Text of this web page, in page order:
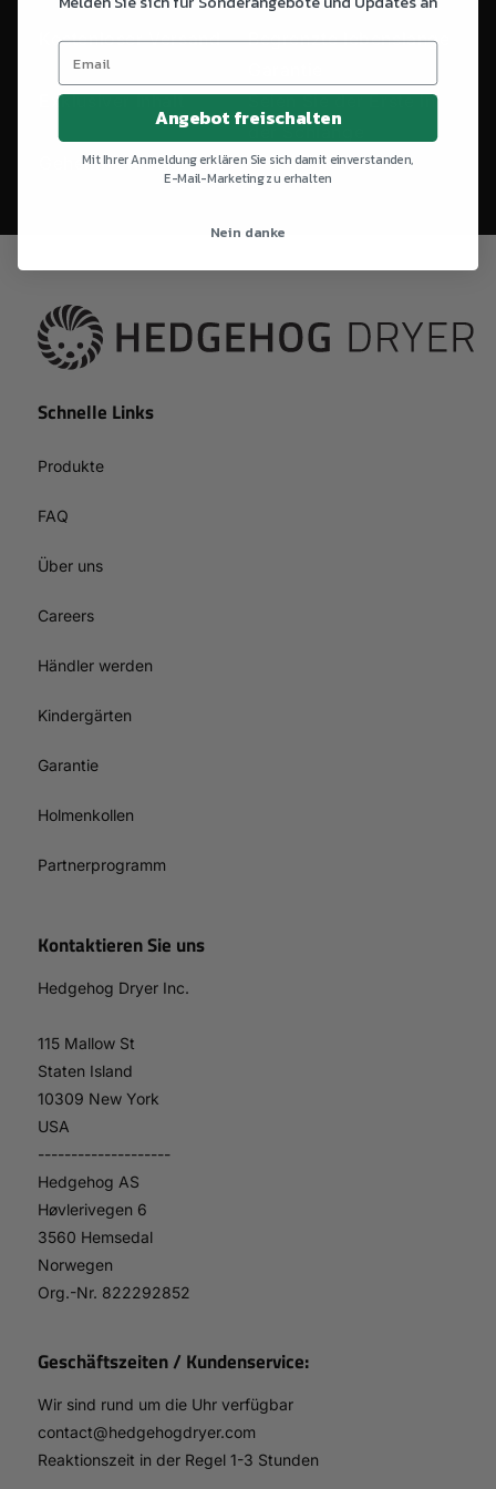
Kostenloser Versand
Begrenzte lebenslange
Exklusiver Inhalt
Seien Sie der Erste in
der Schlange
Geheimverkäufe
Schnelle Links
Produkte
FAQ
Über uns
Careers
Händler werden
Kindergärten
Garantie
Holmenkollen
Partnerprogramm
Kontaktieren Sie uns
Hedgehog Dryer Inc.
115 Mallow St
Staten Island
10309 New York
USA
--------------------
Hedgehog AS
Høvlerivegen 6
3560 Hemsedal
Norwegen
Org.-Nr. 822292852
Geschäftszeiten / Kundenservice:
Wir sind rund um die Uhr verfügbar
contact@hedgehogdryer.com
Reaktionszeit in der Regel 1-3 Stunden
Angebot freischalten
Mit Ihrer Anmeldung erklären Sie sich damit einverstanden,
E-Mail-Marketing zu erhalten
Nein danke